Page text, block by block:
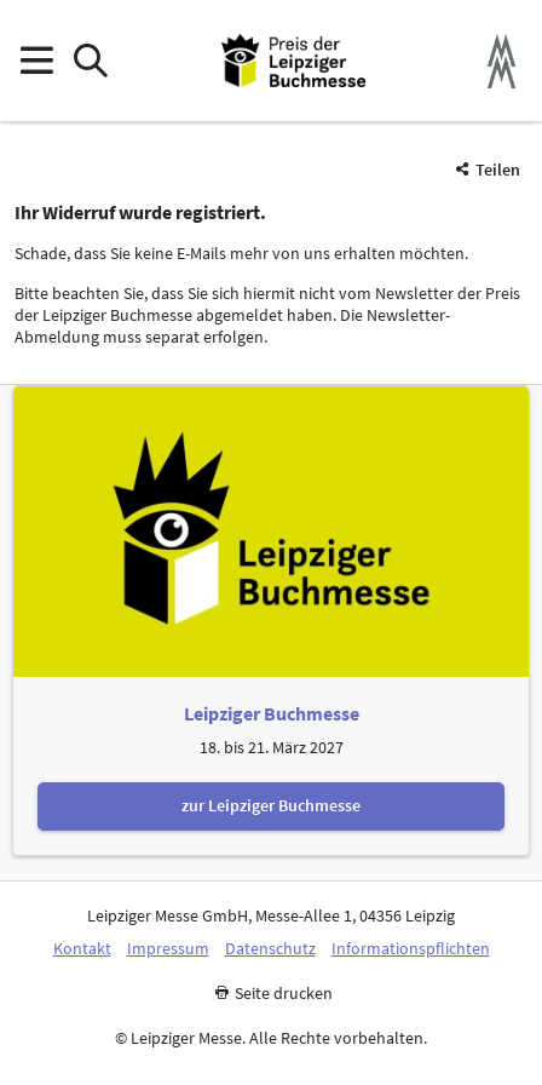
Teilen
Ihr Widerruf wurde registriert.
Schade, dass Sie keine E-Mails mehr von uns erhalten möchten.
Bitte beachten Sie, dass Sie sich hiermit nicht vom Newsletter der Preis
der Leipziger Buchmesse abgemeldet haben. Die Newsletter-
Abmeldung muss separat erfolgen.
Leipziger Buchmesse
18. bis 21. März 2027
zur Leipziger Buchmesse
Leipziger Messe GmbH, Messe-Allee 1, 04356 Leipzig
Kontakt
Impressum Datenschutz Informationspflichten
Seite drucken
© Leipziger Messe. Alle Rechte vorbehalten.